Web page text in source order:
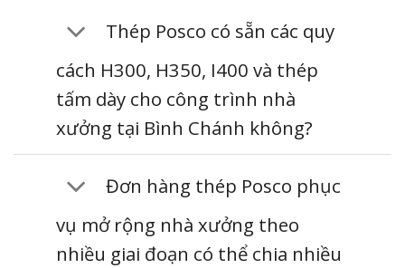
Thép Posco có sẵn các quy
cách H300, H350, I400 và thép
tấm dày cho công trình nhà
xưởng tại Bình Chánh không?
Đơn hàng thép Posco phục
vụ mở rộng nhà xưởng theo
nhiều giai đoạn có thể chia nhiều